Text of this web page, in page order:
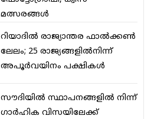
മത്സരങ്ങള്‍
റിയാദില്‍ രാജ്യാന്തര ഫാല്‍ക്കണ്‍
ലേലം; 25 രാജ്യങ്ങളില്‍നിന്ന്
അപൂര്‍വയിനം പക്ഷികള്‍
സൗദിയില്‍ സ്ഥാപനങ്ങളില്‍ നിന്ന്
ഗാര്‍ഹിക വിസയിലേക്ക്